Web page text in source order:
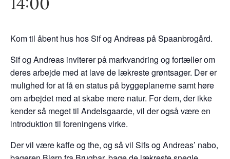
Kom til åbent hus hos Sif og Andreas på Spaanbrogård.
Sif og Andreas inviterer på markvandring og fortæller om
deres arbejde med at lave de lækreste grøntsager. Der er
mulighed for at få en status på byggeplanerne samt høre
om arbejdet med at skabe mere natur. For dem, der ikke
kender så meget til Andelsgaarde, vil der også være en
introduktion til foreningens virke.
Der vil være kaffe og the, og så vil Sifs og Andreas’ nabo,